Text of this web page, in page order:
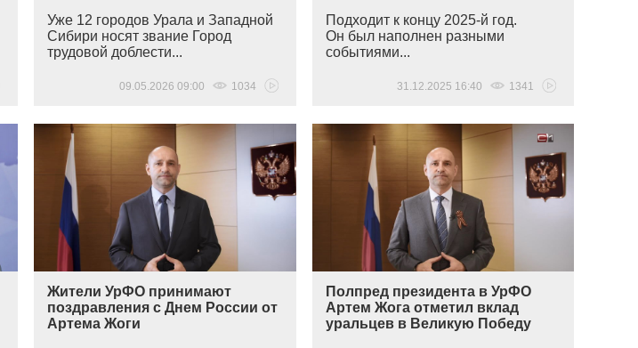
Уже 12 городов Урала и Западной
Сибири носят звание Город
трудовой доблести...
09.05.2026 09:00 1034
Подходит к концу 2025-й год.
Он был наполнен разными
событиями...
31.12.2025 16:40 1341
Жители УрФО принимают
поздравления с Днем России от
Артема Жоги
Полпред президента в УрФО
Артем Жога отметил вклад
уральцев в Великую Победу